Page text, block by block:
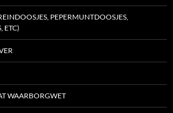
PEPERMUNTDOOSJES,
ETC)
WAARBORGWET